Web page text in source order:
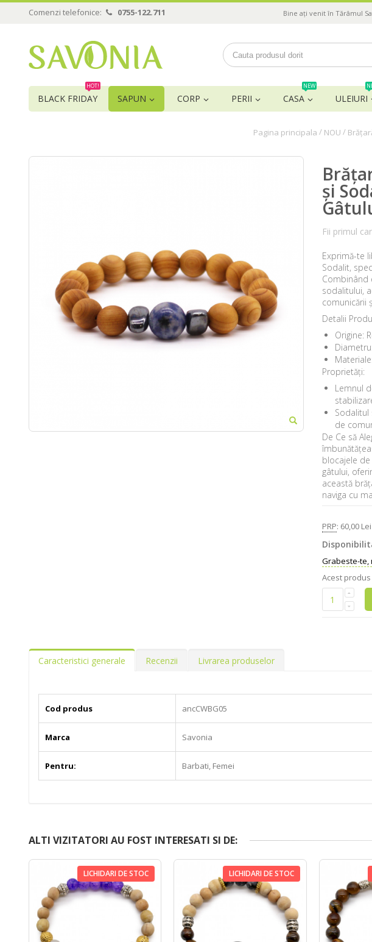
Comenzi telefonice: 0755-122.711 Bine ați venit în Tărâmul
BLACK FRIDAY
HOT!
SAPUN CORP PERII CASA
NEW
ULEIURI
Pagina principala / NOU /
și
Fii primul
Exprimă-te
Sodalit,
Combinând
sodalitului,
comunicării
Detalii
Origine:
Proprietăți:
Lemnul
de
De Ce să
blocajele
gâtului,
această
naviga cu
PRP: 60,00 Lei
Grabeste-te,
Acest
Caracteristici generale Recenzii Livrarea produselor
Cod produs ancCWBG05
Marca Savonia
Pentru: Barbati, Femei
ALTI VIZITATORI AU FOST INTERESATI SI DE:
LICHIDARI DE STOC LICHIDARI DE STOC